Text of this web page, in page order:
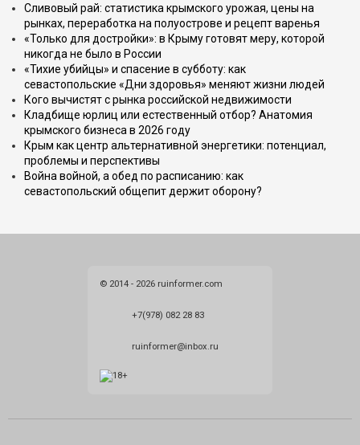
Сливовый рай: статистика крымского урожая, цены на
рынках, переработка на полуострове и рецепт варенья
«Только для достройки»: в Крыму готовят меру, которой
никогда не было в России
«Тихие убийцы» и спасение в субботу: как
севастопольские «Дни здоровья» меняют жизни людей
Кого вычистят с рынка российской недвижимости
Кладбище юрлиц или естественный отбор? Анатомия
крымского бизнеса в 2026 году
Крым как центр альтернативной энергетики: потенциал,
проблемы и перспективы
Война войной, а обед по расписанию: как
севастопольский общепит держит оборону?
© 2014 - 2026 ruinformer.com
+7(978) 082 28 83
ruinformer@inbox.ru